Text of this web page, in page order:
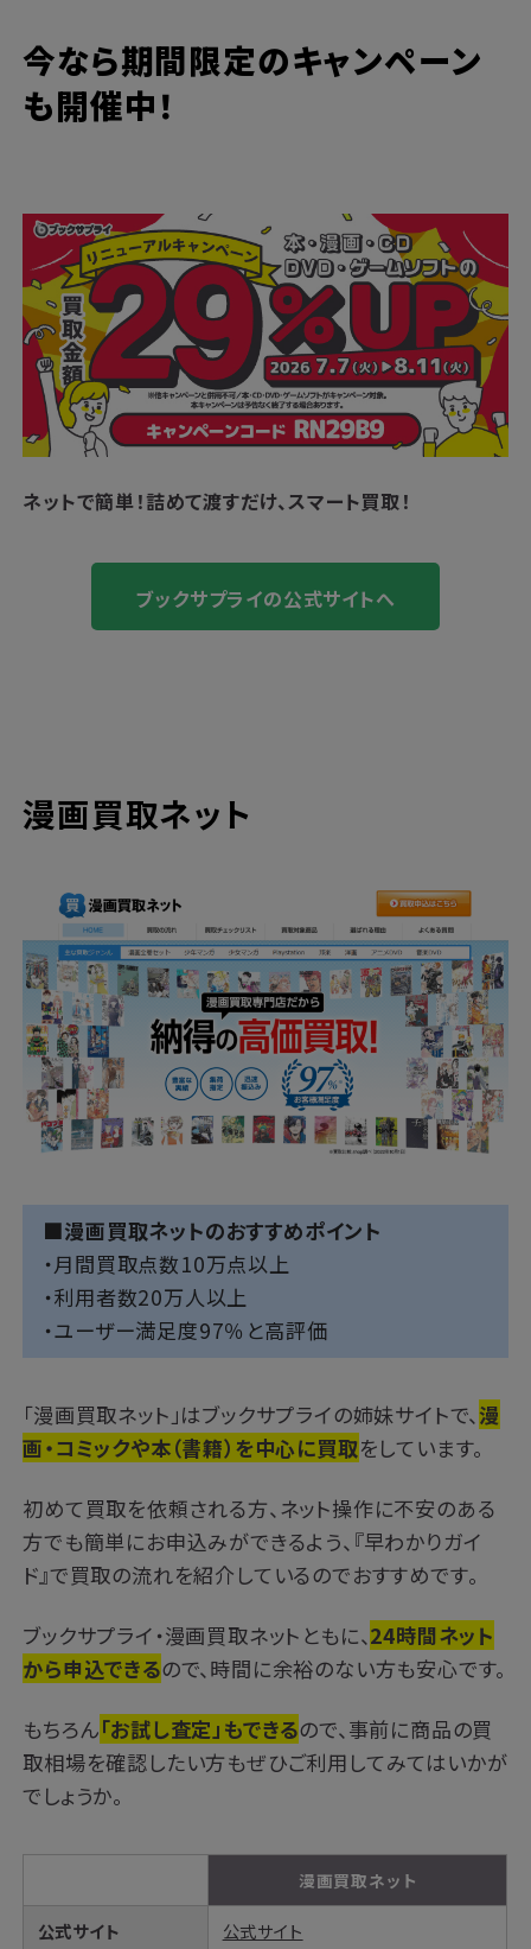
今なら期間限定のキャンペーン
も開催中！
ネットで簡単！詰めて渡すだけ、スマート買取！
ブックサプライの公式サイトへ
漫画買取ネット
■漫画買取ネットのおすすめポイント
・月間買取点数10万点以上
・利用者数20万人以上
・ユーザー満足度97％と高評価
「漫画買取ネット」はブックサプライの姉妹サイトで、漫
画・コミックや本（書籍）を中心に買取をしています。
初めて買取を依頼される方、ネット操作に不安のある
方でも簡単にお申込みができるよう、『早わかりガイ
ド』で買取の流れを紹介しているのでおすすめです。
ブックサプライ・漫画買取ネットともに、24時間ネット
から申込できるので、時間に余裕のない方も安心です。
もちろん「お試し査定」もできるので、事前に商品の買
取相場を確認したい方もぜひご利用してみてはいかが
でしょうか。
漫画買取ネット
公式サイト 公式サイト